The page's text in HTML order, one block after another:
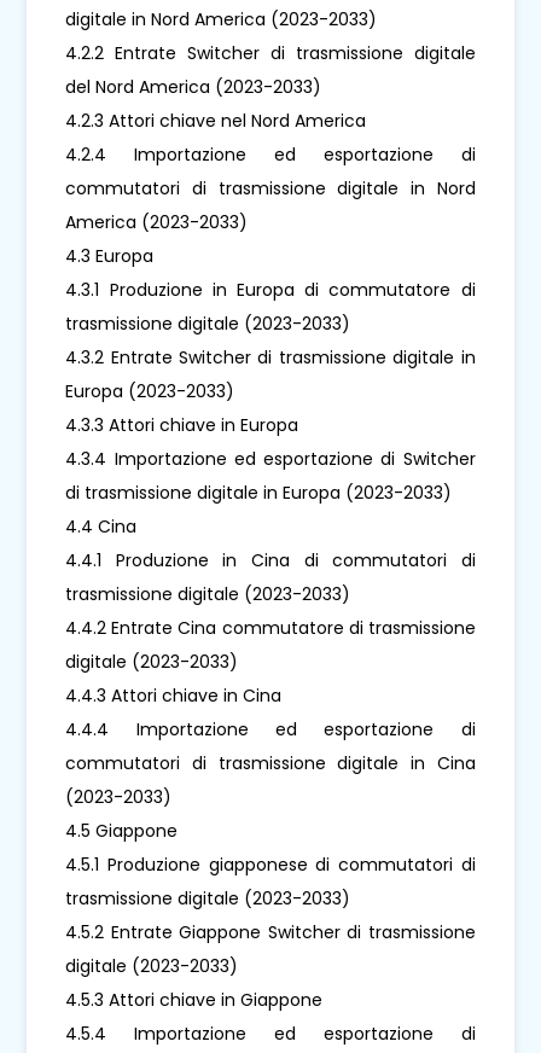
digitale in Nord America (2023-2033)
4.2.2 Entrate Switcher di trasmissione digitale
del Nord America (2023-2033)
4.2.3 Attori chiave nel Nord America
4.2.4 Importazione ed esportazione di
commutatori di trasmissione digitale in Nord
America (2023-2033)
4.3 Europa
4.3.1 Produzione in Europa di commutatore di
trasmissione digitale (2023-2033)
4.3.2 Entrate Switcher di trasmissione digitale in
Europa (2023-2033)
4.3.3 Attori chiave in Europa
4.3.4 Importazione ed esportazione di Switcher
di trasmissione digitale in Europa (2023-2033)
4.4 Cina
4.4.1 Produzione in Cina di commutatori di
trasmissione digitale (2023-2033)
4.4.2 Entrate Cina commutatore di trasmissione
digitale (2023-2033)
4.4.3 Attori chiave in Cina
4.4.4 Importazione ed esportazione di
commutatori di trasmissione digitale in Cina
(2023-2033)
4.5 Giappone
4.5.1 Produzione giapponese di commutatori di
trasmissione digitale (2023-2033)
4.5.2 Entrate Giappone Switcher di trasmissione
digitale (2023-2033)
4.5.3 Attori chiave in Giappone
4.5.4 Importazione ed esportazione di